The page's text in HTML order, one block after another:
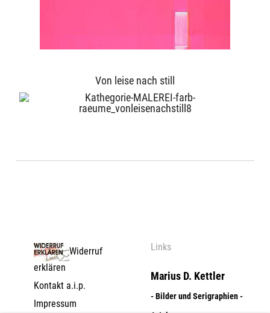
Von leise nach still
Widerruf
erklären
Kontakt a.i.p.
Impressum
Links
Marius D. Kettler
- Bilder und Serigraphien -